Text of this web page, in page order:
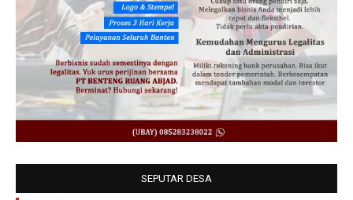
SEPUTAR DESA